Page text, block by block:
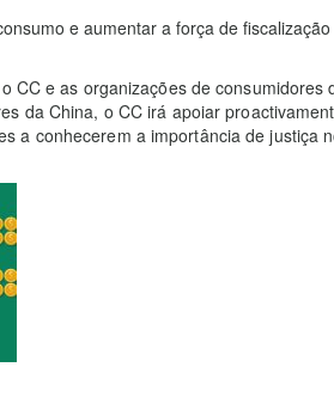
e aumentar a força de
CC e as organizações de consumidores
da China, o CC irá apoiar
a conhecerem a importância de justiça